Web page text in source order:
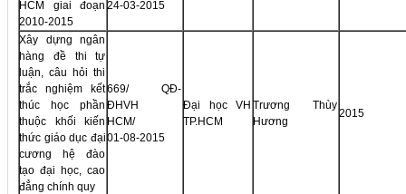
HCM giai đoạn
2010-2015
24-03-2015
Xây dựng ngân
hàng đề thi tự
luận, câu hỏi thi
trắc nghiệm kết
thúc học phần
thuộc khối kiến
thức giáo dục đại
cương hệ đào
tạo đại học, cao
đẳng chính quy
669/ QĐ-
ĐHVH
HCM/
01-08-2015
Đại học VH
TP.HCM
Trương Thùy
Hương
2015